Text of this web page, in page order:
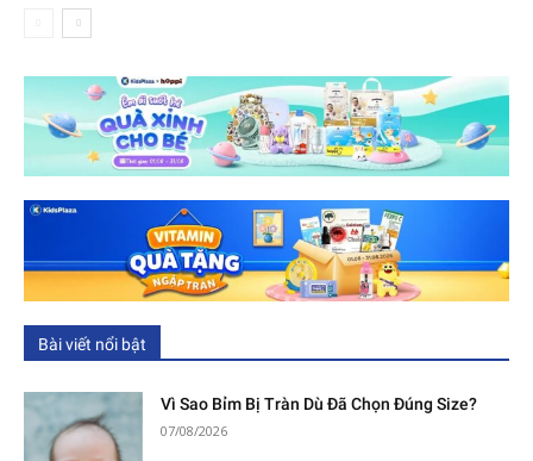
Bài viết nổi bật
Vì Sao Bỉm Bị Tràn Dù Đã Chọn Đúng Size?
07/08/2026